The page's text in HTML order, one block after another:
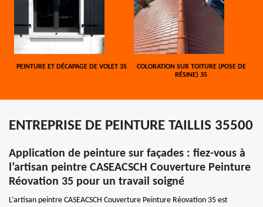
PEINTURE ET DÉCAPAGE DE VOLET 35
COLORATION SUR TOITURE (POSE DE
RÉSINE) 35
ENTREPRISE DE PEINTURE TAILLIS 35500
Application de peinture sur façades : fiez-vous à
l’artisan peintre CASEACSCH Couverture Peinture
Réovation 35 pour un travail soigné
L’artisan peintre CASEACSCH Couverture Peinture Réovation 35 est